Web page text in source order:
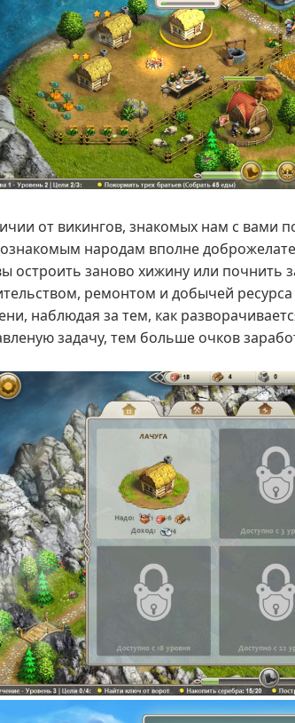
от викингов, знакомых нам с вами
народам вполне
остроить заново хижину или почнить
ремонтом и добычей
наблюдая за тем, как
задачу, тем больше очков